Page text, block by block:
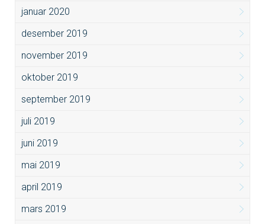
januar 2020
desember 2019
november 2019
oktober 2019
september 2019
juli 2019
juni 2019
mai 2019
april 2019
mars 2019